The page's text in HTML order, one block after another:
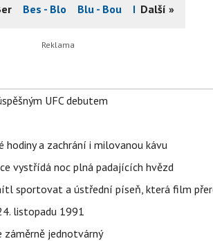
Bes - Blo Blu - Bou Bou - Bře
Další »
UFC debutem
hodiny a zachrání i milovanou kávu
vystřídá noc plná padajících hvězd
sportovat a ústřední píseň, která film
listopadu 1991
záměrně jednotvárný